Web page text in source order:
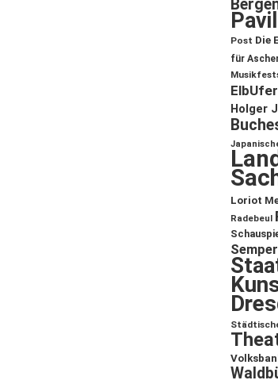
Post Die
für
Holger
Loriot
Radebeul